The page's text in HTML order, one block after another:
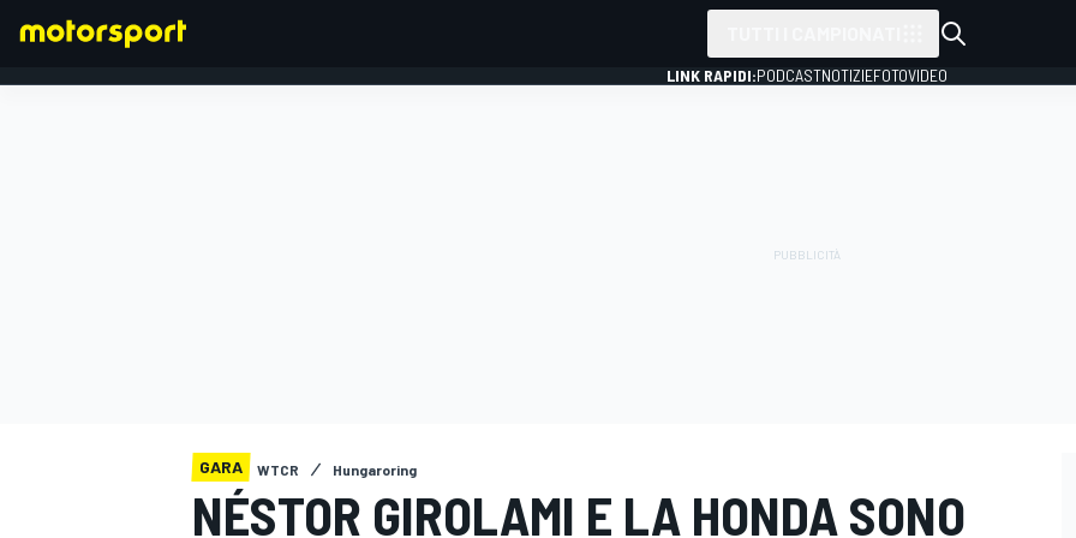
LINK RAPIDI:PODCASTNOTIZIEFOTOVIDEO
GARA WTCR Hungaroring
NÉSTOR GIROLAMI E LA HONDA SONO